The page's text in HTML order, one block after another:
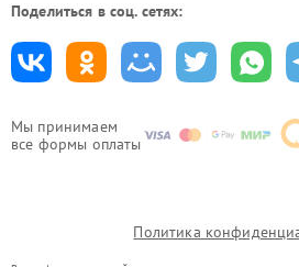
Мы принимаем
все формы оплаты
Поделиться в соц. сетях:
Политика